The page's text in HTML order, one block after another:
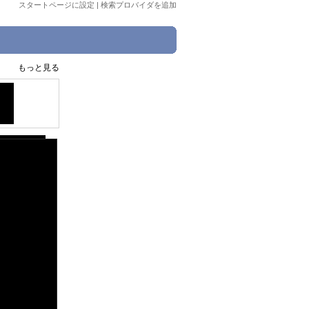
スタートページに設定 | 検索プロバイダを追加
もっと見る